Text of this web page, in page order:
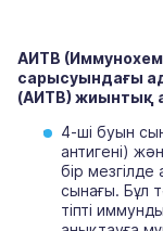
АИТВ
сарысуындағы
(АИТВ) жиынтық
4-ші буын
антигені)
бір
сынағы. Бұл
тіпті